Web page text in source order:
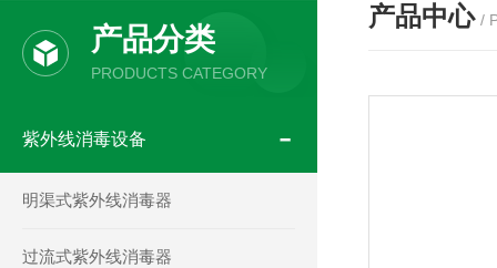
产品分类
PRODUCTS CATEGORY
紫外线消毒设备
明渠式紫外线消毒器
过流式紫外线消毒器
产品中心 /